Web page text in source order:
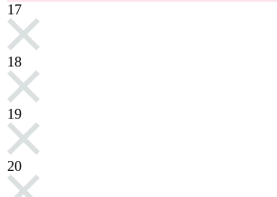
17
18
19
20